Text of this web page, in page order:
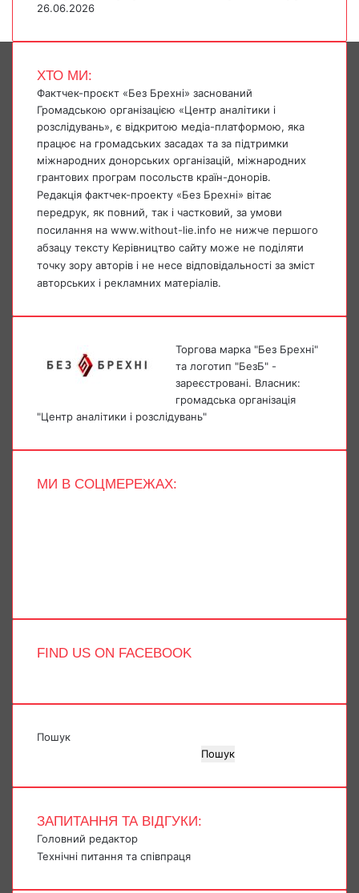
26.06.2026
ХТО МИ:
Фактчек-проєкт «Без Брехні» заснований
Громадською організацією «Центр аналітики і
розслідувань», є відкритою медіа-платформою, яка
працює на громадських засадах та за підтримки
міжнародних донорських організацій, міжнародних
грантових програм посольств країн-донорів.
Редакція фактчек-проекту «Без Брехні» вітає
передрук, як повний, так і частковий, за умови
посилання на www.without-lie.info не нижче першого
абзацу тексту Керівництво сайту може не поділяти
точку зору авторів і не несе відповідальності за зміст
авторських і рекламних матеріалів.
Торгова марка "Без Брехні"
та логотип "БезБ" -
зареєстровані. Власник:
громадська організація
"Центр аналітики і розслідувань"
МИ В СОЦМЕРЕЖАХ:
FIND US ON FACEBOOK
Пошук
Пошук
ЗАПИТАННЯ ТА ВІДГУКИ:
Головний редактор
Технічні питання та співпраця